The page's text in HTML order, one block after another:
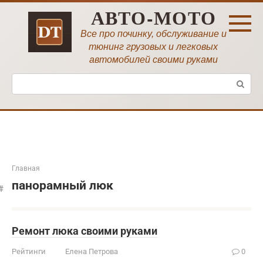
Перейти
АВТО-МОТО
Все про починку, обслуживание и
тюнинг грузовых и легковых
автомобилей своими руками
Поиск:
Главная
панорамный люк
Ремонт люка своими руками
Рейтинги Елена Петрова 0